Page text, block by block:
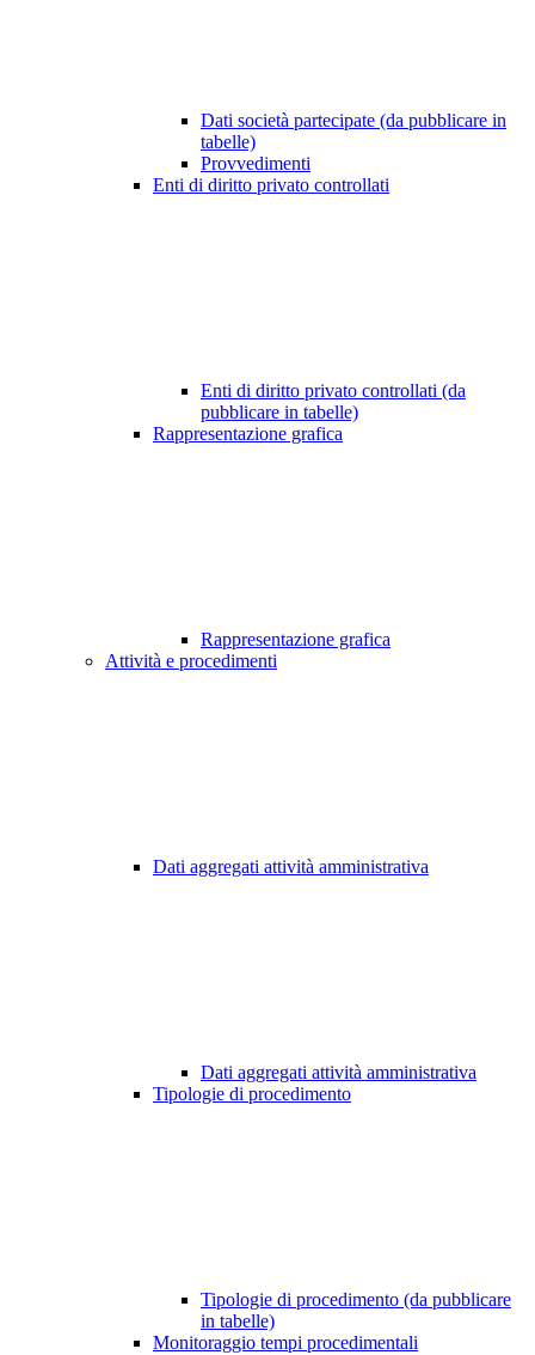
Dati società partecipate (da pubblicare in
tabelle)
Provvedimenti
Enti di diritto privato controllati
Enti di diritto privato controllati (da
pubblicare in tabelle)
Rappresentazione grafica
Rappresentazione grafica
Attività e procedimenti
Dati aggregati attività amministrativa
Dati aggregati attività amministrativa
Tipologie di procedimento
Tipologie di procedimento (da pubblicare
in tabelle)
Monitoraggio tempi procedimentali